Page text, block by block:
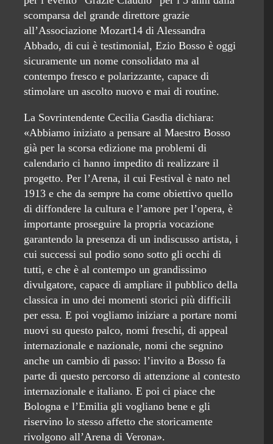
scomparsa del grande direttore grazie
all’Associazione Mozart14 di Alessandra
Abbado, di cui è testimonial, Ezio Bosso è oggi
sicuramente un nome consolidato ma al
contempo fresco e polarizzante, capace di
stimolare un ascolto nuovo e mai di routine.
La Sovrintendente Cecilia Gasdia dichiara:
«Abbiamo iniziato a pensare al Maestro Bosso
già per la scorsa edizione ma problemi di
calendario ci hanno impedito di realizzare il
progetto. Per l’Arena, il cui Festival è nato nel
1913 e che da sempre ha come obiettivo quello
di diffondere la cultura e l’amore per l’opera, è
importante proseguire la propria vocazione
garantendo la presenza di un indiscusso artista, i
cui successi sul podio sono sotto gli occhi di
tutti, e che è al contempo un grandissimo
divulgatore, capace di ampliare il pubblico della
classica in uno dei momenti storici più difficili
per essa. E poi vogliamo iniziare a portare nomi
nuovi su questo palco, nomi freschi, di appeal
internazionale e nazionale, nomi che segnino
anche un cambio di passo: l’invito a Bosso fa
parte di questo percorso di attenzione al contesto
internazionale e italiano. E poi ci piace che
Bologna e l’Emilia gli vogliano bene e gli
riservino lo stesso affetto che storicamente
rivolgono all’Arena di Verona».